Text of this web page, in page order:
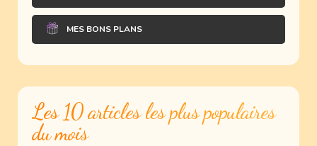
MES BONS PLANS
Les 10 articles les plus populaires
du mois